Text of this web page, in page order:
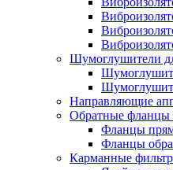
Шумоглушители
Направляющие
Обратные фланцы
Фланцы
Фланцы
Карманные